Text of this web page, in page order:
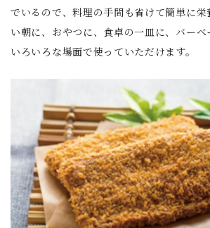
でいるので、料理の手間も省けて簡単に栄
い朝に、おやつに、食卓の一皿に、バーベ
いろいろな場面で使っていただけます。